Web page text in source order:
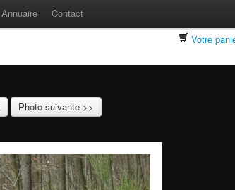
Annuaire Contact
Votre
Photo suivante >>